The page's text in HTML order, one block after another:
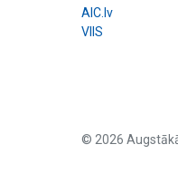
AIC.lv
VIIS
© 2026